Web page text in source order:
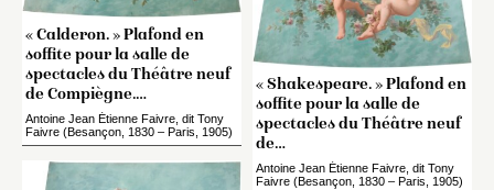
« Calderon. » Plafond en
soffite pour la salle de
spectacles du Théâtre neuf
de Compiègne.…
Antoine Jean Étienne Faivre, dit Tony
Faivre (Besançon, 1830 – Paris, 1905)
« Shakespeare. » Plafond en
soffite pour la salle de
spectacles du Théâtre neuf
de…
Antoine Jean Étienne Faivre, dit Tony
Faivre (Besançon, 1830 – Paris, 1905)